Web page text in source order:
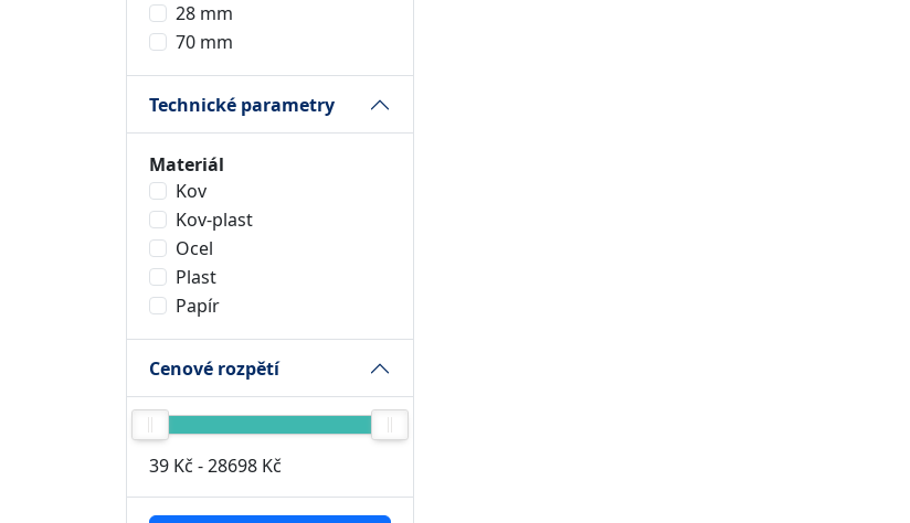
28 mm
70 mm
Technické parametry
Materiál
Kov
Kov-plast
Ocel
Plast
Papír
Cenové rozpětí
39 Kč -28698 Kč